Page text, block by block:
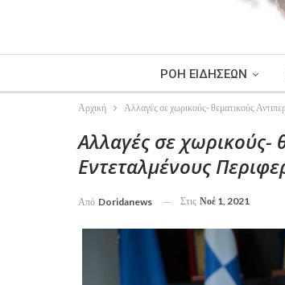
ΡΟΗ ΕΙΔΗΣΕΩΝ
Αρχική Αλλαγές σε χωρικούς- θεματικούς
Αλλαγές σε χωρικούς-
Εντεταλμένους
Από Doridanews Στις Νοέ 1, 2021